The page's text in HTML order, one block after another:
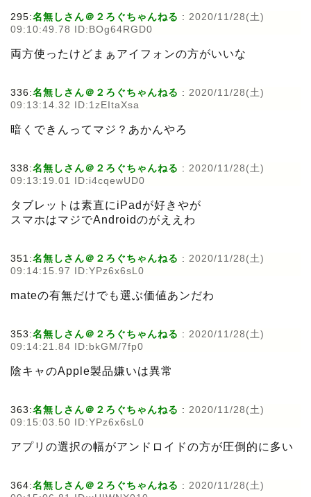
295:名無しさん＠２ろぐちゃんねる : 2020/11/28(土)
09:10:49.78 ID:BOg64RGD0
両方使ったけどまぁアイフォンの方がいいな
336:名無しさん＠２ろぐちゃんねる : 2020/11/28(土)
09:13:14.32 ID:1zEItaXsa
暗くできんってマジ？あかんやろ
338:名無しさん＠２ろぐちゃんねる : 2020/11/28(土)
09:13:19.01 ID:i4cqewUD0
タブレットは素直にiPadが好きやが
スマホはマジでAndroidのがええわ
351:名無しさん＠２ろぐちゃんねる : 2020/11/28(土)
09:14:15.97 ID:YPz6x6sL0
mateの有無だけでも選ぶ価値あンだわ
353:名無しさん＠２ろぐちゃんねる : 2020/11/28(土)
09:14:21.84 ID:bkGM/7fp0
陰キャのApple製品嫌いは異常
363:名無しさん＠２ろぐちゃんねる : 2020/11/28(土)
09:15:03.50 ID:YPz6x6sL0
アプリの選択の幅がアンドロイドの方が圧倒的に多い
364:名無しさん＠２ろぐちゃんねる : 2020/11/28(土)